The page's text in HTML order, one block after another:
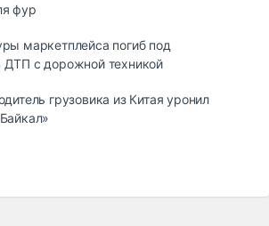
фyp
маркетплейса погиб под
ДТП с дорожной техникой
грузовика из Китая уронил